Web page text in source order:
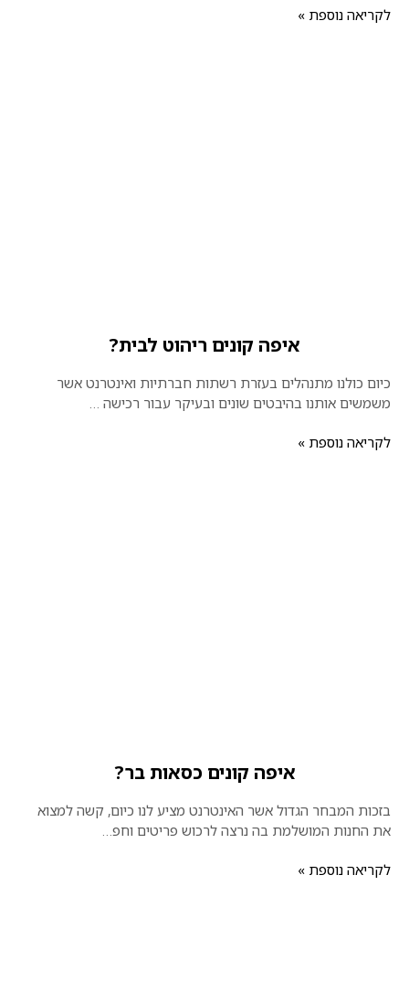
לקריאה נוספת »
איפה קונים ריהוט לבית?
כיום כולנו מתנהלים בעזרת רשתות חברתיות ואינטרנט אשר
משמשים אותנו בהיבטים שונים ובעיקר עבור רכישה …
לקריאה נוספת »
איפה קונים כסאות בר?
בזכות המבחר הגדול אשר האינטרנט מציע לנו כיום, קשה למצוא
את החנות המושלמת בה נרצה לרכוש פריטים וחפ…
לקריאה נוספת »